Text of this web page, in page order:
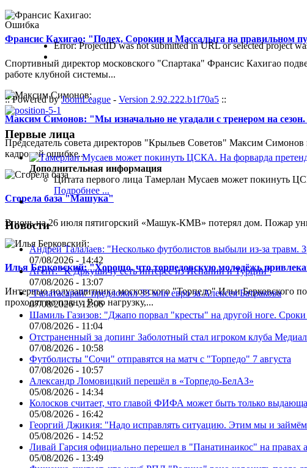
Франсис Кахигао: "Полех, Сорокин и Массалыга на правильном
Спортивный директор московского "Спартака" Франсис Кахигао
работе клубной системы...
Максим Симонов: "Мы изначально не угадали с тренером на
Председатель совета директоров "Крыльев Советов" Максим
кадровой ошибке...
Сгорела база "Машука"
В ночь на 26 июля пятигорский «Машук-КМВ» потерял дом. Пожар
Илья Берковский: "Хорошо, что торпедовскую молодёжь
Интервью полузащитника московского "Торпедо" Ильи
проходят по плану. Всю нагрузку,...
Ошибка
Error: ProjectID was not submitted in URL or selected project
:: Powered byJoomLeague - Version 2.92.222.b1f70a5 ::
Первые лица
Дополнительная информация
Цитата первого лица Тамерлан Мусаев может покинуть
Подробнее ...
Новости
Андрей Талалаев: "Несколько футболистов выбыли из-за травм.
07/08/2026 - 14:42
Агент: "К Дркушичу есть интерес из Испании и Турции"
07/08/2026 - 13:07
"Галатасарай" предложил 33 млн евро за Алексея Батракова
07/08/2026 - 12:06
Шамиль Газизов: "Джапо порвал "кресты" на другой ноге. Сроки
07/08/2026 - 11:04
Отстраненный за допинг Заболотный стал игроком клуба
07/08/2026 - 10:58
Футболисты "Сочи" отправятся на матч с "Торпедо" 7 августа
07/08/2026 - 10:57
Александр Ломовицкий перешёл в «Торпедо-БелАЗ»
05/08/2026 - 14:34
Колосков считает, что главой ФИФА может быть только
05/08/2026 - 16:42
Георгий Джикия: "Надо исправлять ситуацию. Этим мы и
05/08/2026 - 14:52
Ливай Гарсия официально перешел в "Панатинаикос" на правах
05/08/2026 - 13:49